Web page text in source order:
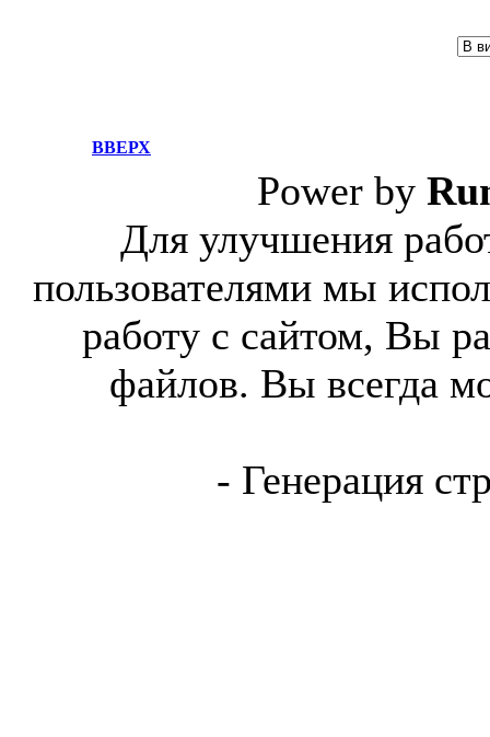
ВВЕРХ
Power by
Для улучшения
пользователями мы
работу с сайтом, Вы
файлов. Вы всегда
- Генерация